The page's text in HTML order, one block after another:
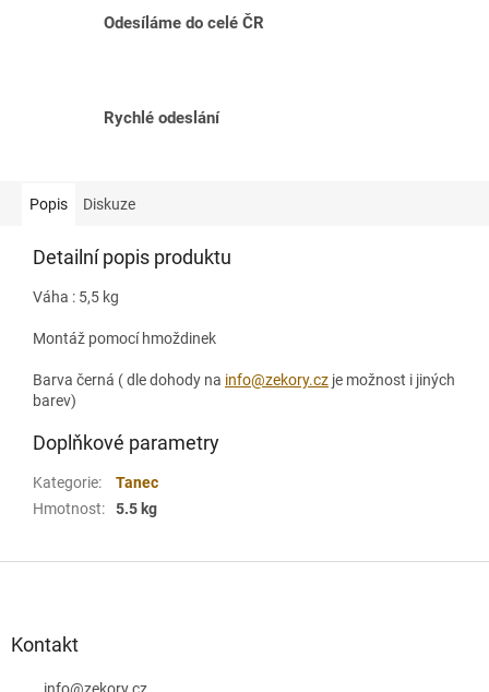
Odesíláme do celé ČR
Rychlé odeslání
Popis Diskuze
Detailní popis produktu
Váha : 5,5 kg
Montáž pomocí hmoždinek
Barva černá ( dle dohody na info@zekory.cz je možnost i jiných
barev)
Doplňkové parametry
Kategorie:
Tanec
Hmotnost: 5.5 kg
Kontakt